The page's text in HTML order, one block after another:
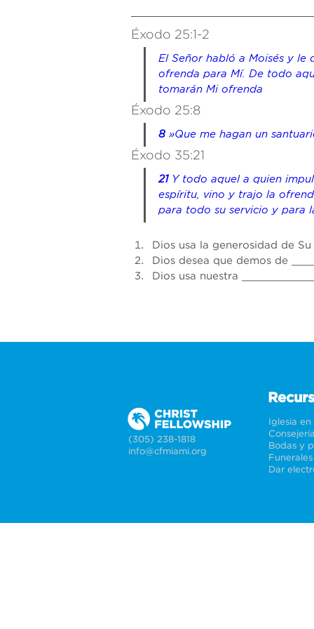
Éxodo 25:1-2
El Señor habló a Moisés y le
ofrenda para Mí. De todo
tomarán Mi ofrenda
Éxodo 25:8
8 »Que me hagan un
Éxodo 35:21
21 Y todo aquel a quien
espíritu, vino y trajo la
para todo su servicio y para
Dios usa la generosidad de
Dios desea que demos de
Dios usa nuestra
(305) 238-1818
info@cfmiami.org
Iglesia
Funerales
Dar